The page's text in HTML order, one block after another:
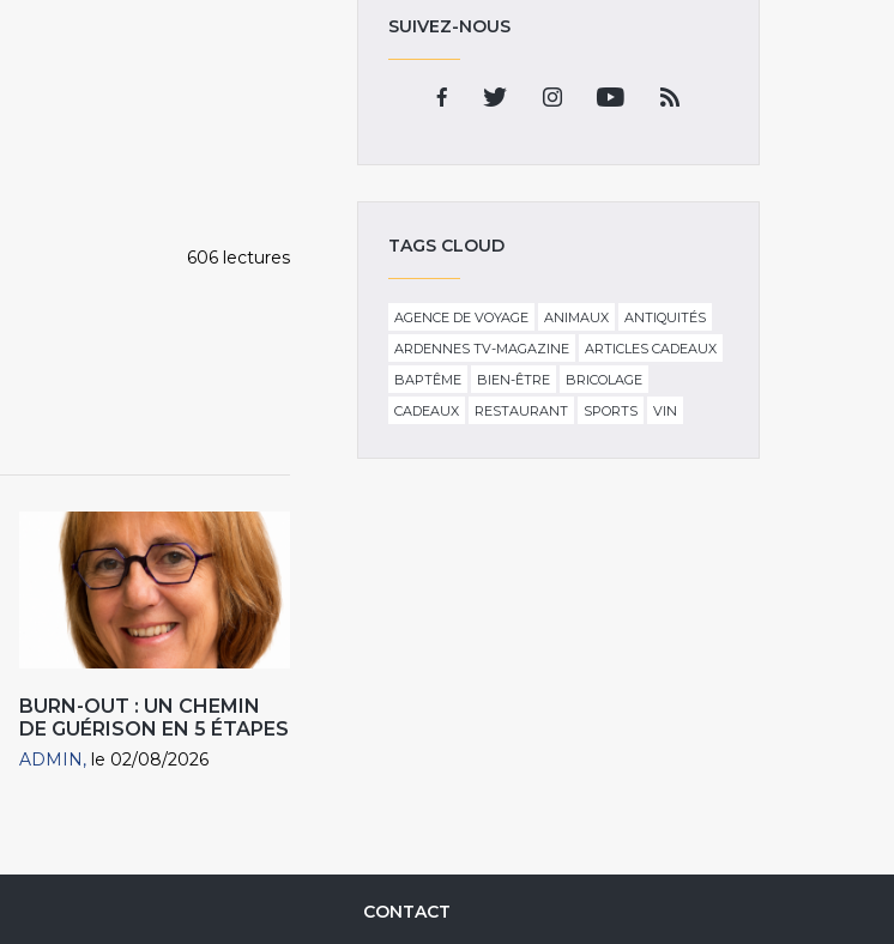
606 lectures
BURN-OUT : UN CHEMIN
DE GUÉRISON EN 5 ÉTAPES
ADMIN le 02/08/2026
SUIVEZ-NOUS
TAGS CLOUD
AGENCE DE VOYAGE ANIMAUX
ANTIQUITÉS
ARDENNES TV-MAGAZINE
ARTICLES CADEAUX
BAPTÊME
BIEN-ÊTRE
BRICOLAGE
CADEAUX
RESTAURANT SPORTS VIN
CONTACT